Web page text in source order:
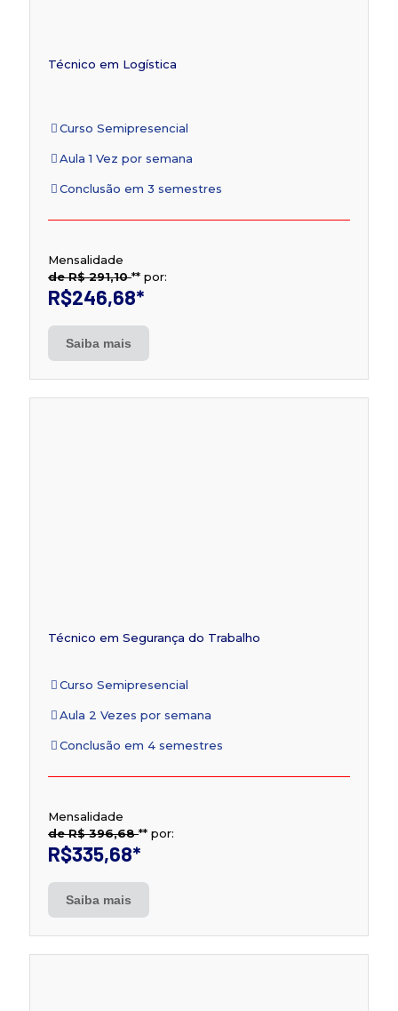
Técnico em Logística
Curso Semipresencial
Aula 1 Vez por semana
Conclusão em 3 semestres
Mensalidade
de R$ 291,10** por:
R$246,68*
Saiba mais
Técnico em Segurança do Trabalho
Curso Semipresencial
Aula 2 Vezes por semana
Conclusão em 4 semestres
Mensalidade
de R$ 396,68** por:
R$335,68*
Saiba mais